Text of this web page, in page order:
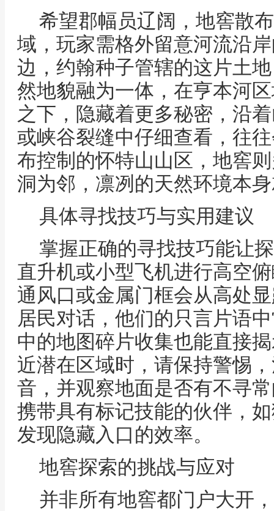
希望郡幅员辽阔，地窖散
域，玩家需格外留意河流沿
边，约翰种子管辖的这片土
然地貌融为一体，在亨本河
之下，隐藏着更多秘密，沿
或峡谷裂缝中仔细查看，往
布控制的怀特山山区，地窖
洞为邻，凛冽的天然环境本
具体寻找技巧与实用建议
掌握正确的寻找技巧能让
直升机或小型飞机进行高空
通风口或金属门框会从高处
居民对话，他们的只言片语
中的地图碎片收集也能直接
近潜在区域时，请保持警惕
音，并观察地面是否有不寻
携带具有标记技能的伙伴，
发现隐藏入口的效率。
地窖探索的挑战与应对
并非所有地窖都门户大开